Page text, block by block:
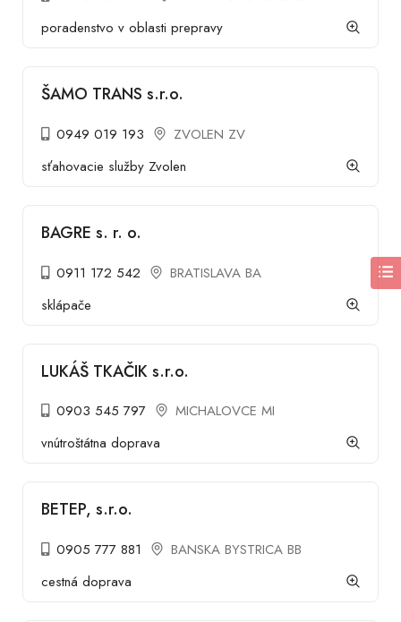
poradenstvo v oblasti prepravy
ŠAMO TRANS s.r.o.
0949 019 193
ZVOLEN ZV
sťahovacie služby Zvolen
BAGRE s. r. o.
0911 172 542
BRATISLAVA BA
sklápače
LUKÁŠ TKAČIK s.r.o.
0903 545 797
MICHALOVCE MI
vnútroštátna doprava
BETEP, s.r.o.
0905 777 881
BANSKA BYSTRICA BB
cestná doprava